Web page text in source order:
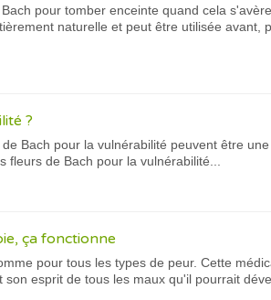
pour tomber enceinte quand cela
naturelle et peut être utilisée avant,
?
Bach pour la vulnérabilité peuvent être
de Bach pour la vulnérabilité...
ça fonctionne
pour tous les types de peur. Cette
esprit de tous les maux qu'il pourrait